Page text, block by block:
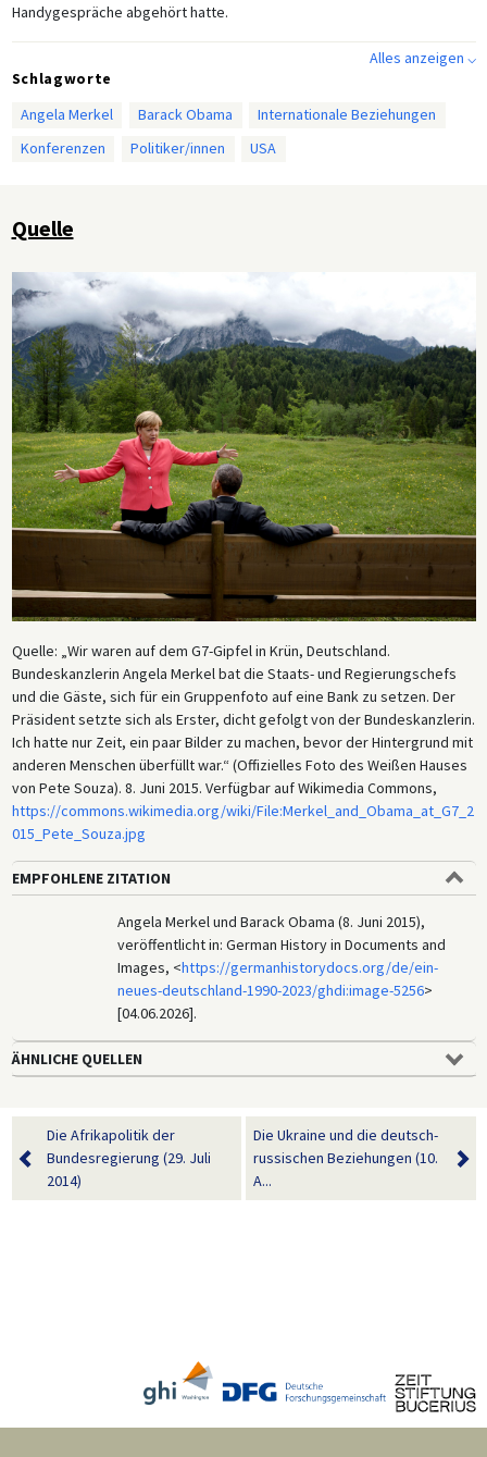
Handygespräche abgehört hatte.
Alles anzeigen ⌵
Schlagworte
Angela Merkel
Barack Obama
Internationale Beziehungen
Konferenzen
Politiker/innen USA
Quelle
Quelle: „Wir waren auf dem G7-Gipfel in Krün, Deutschland.
Bundeskanzlerin Angela Merkel bat die Staats- und Regierungschefs
und die Gäste, sich für ein Gruppenfoto auf eine Bank zu setzen. Der
Präsident setzte sich als Erster, dicht gefolgt von der Bundeskanzlerin.
Ich hatte nur Zeit, ein paar Bilder zu machen, bevor der Hintergrund mit
anderen Menschen überfüllt war.“ (Offizielles Foto des Weißen Hauses
von Pete Souza). 8. Juni 2015. Verfügbar auf Wikimedia Commons,
https://commons.wikimedia.org/wiki/File:Merkel_and_Obama_at_G7_2
015_Pete_Souza.jpg
EMPFOHLENE ZITATION
Angela Merkel und Barack Obama (8. Juni 2015),
veröffentlicht in: German History in Documents and
Images, <https://germanhistorydocs.org/de/ein-
neues-deutschland-1990-2023/ghdi:image-5256>
[04.06.2026].
ÄHNLICHE QUELLEN
Die Afrikapolitik der
Bundesregierung (29. Juli
2014)
Die Ukraine und die deutsch-
russischen Beziehungen (10.
A...